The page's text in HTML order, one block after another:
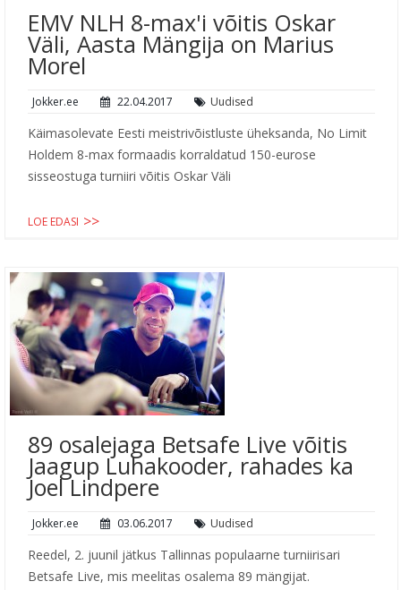
EMV NLH 8-max'i võitis Oskar
Väli, Aasta Mängija on Marius
Morel
Jokker.ee 22.04.2017 Uudised
Käimasolevate Eesti meistrivõistluste üheksanda, No Limit
Holdem 8-max formaadis korraldatud 150-eurose
sisseostuga turniiri võitis Oskar Väli
LOE EDASI
89 osalejaga Betsafe Live võitis
Jaagup Luhakooder, rahades ka
Joel Lindpere
Jokker.ee 03.06.2017 Uudised
Reedel, 2. juunil jätkus Tallinnas populaarne turniirisari
Betsafe Live, mis meelitas osalema 89 mängijat.